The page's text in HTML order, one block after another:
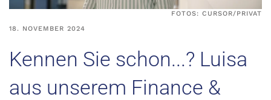
FOTOS: CURSOR/PRIVAT
18. NOVEMBER 2024
Kennen Sie schon...? Luisa
aus unserem Finance &